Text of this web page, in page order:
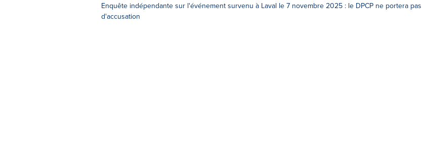
Enquête indépendante sur l'événement survenu à Laval le 7 novembre 2025 : le DPCP ne portera pas
d'accusation